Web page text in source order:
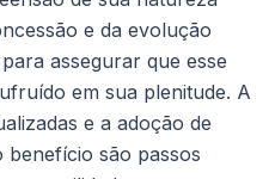
e da evolução
assegurar que esse
em sua plenitude. A
e a adoção de
benefício são passos